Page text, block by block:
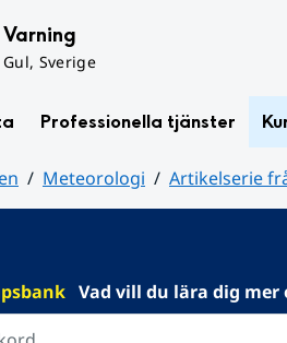
Varning
Gul, Sverige
Professionella tjänster
Meteorologi Artikelserie
Vad vill du lära dig mer